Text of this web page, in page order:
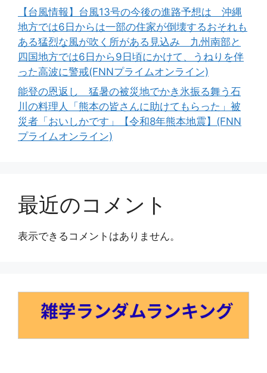
【台風情報】台風13号の今後の進路予想は 沖縄
地方では6日からは一部の住家が倒壊するおそれも
ある猛烈な風が吹く所がある見込み 九州南部と
四国地方では6日から9日頃にかけて、うねりを伴
った高波に警戒(FNNプライムオンライン)
能登の恩返し 猛暑の被災地でかき氷振る舞う石
川の料理人「熊本の皆さんに助けてもらった」被
災者「おいしかです」【令和8年熊本地震】(FNN
プライムオンライン)
最近のコメント
表示できるコメントはありません。